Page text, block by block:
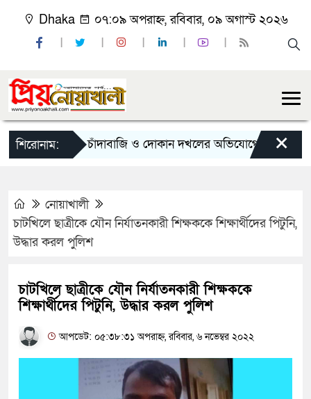
Dhaka ০৭:০৯ অপরাহ্ন, রবিবার, ০৯ অগাস্ট ২০২৬
শিরোনাম: চাঁদাবাজি ও দোকান দখলের অভিযোগে সোনাইমুড়ী
×
নোয়াখালী
চাটখিলে ছাত্রীকে যৌন নির্যাতনকারী শিক্ষককে শিক্ষার্থীদের পিটুনি,
উদ্ধার করল পুলিশ
চাটখিলে ছাত্রীকে যৌন নির্যাতনকারী শিক্ষককে
শিক্ষার্থীদের পিটুনি, উদ্ধার করল পুলিশ
আপডেট: ০৫:৩৮:৩১ অপরাহ্ন, রবিবার, ৬ নভেম্বর ২০২২